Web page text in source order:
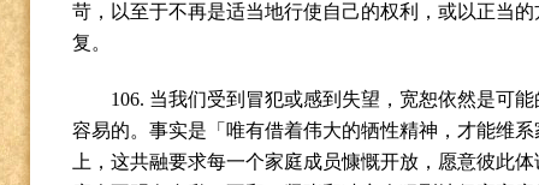
苛，以至于不再是适当地行使自己的权利，或以正当
复。
106. 当我们受到冒犯或感到失望，宽恕依然是可
容易的。事实是「唯有借着伟大的牺性精神，才能维
上，这共融要求每一个家庭成员慷慨开放，愿意彼此